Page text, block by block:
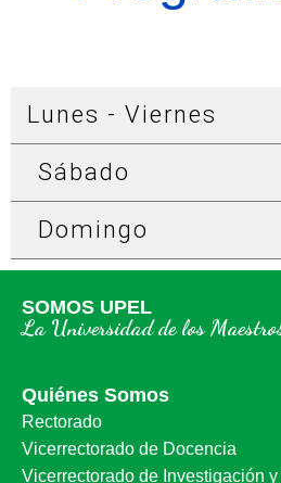
Lunes - Viernes
Sábado
Domingo
SOMOS UPEL
La Universidad de los
Quiénes Somos
Rectorado
Vicerrectorado de Docencia
Vicerrectorado de Investigación